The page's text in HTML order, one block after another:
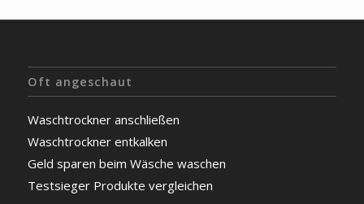
Oft angeschaut
Waschtrockner anschließen
Waschtrockner entkalken
Geld sparen beim Wäsche waschen
Testsieger Produkte vergleichen